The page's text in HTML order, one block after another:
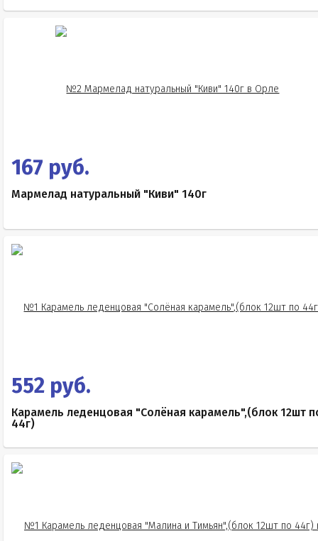
167 руб.
Мармелад натуральный "Киви" 140г
552 руб.
Карамель леденцовая "Солёная карамель",(блок 12шт
44г)